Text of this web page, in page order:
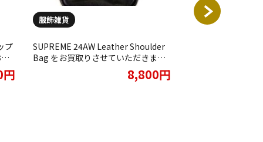
プ
服飾雑貨
SUPREME 24AW Leather Shoulder
Bag をお買取りさせていただきまし
8,800円
ブランド品